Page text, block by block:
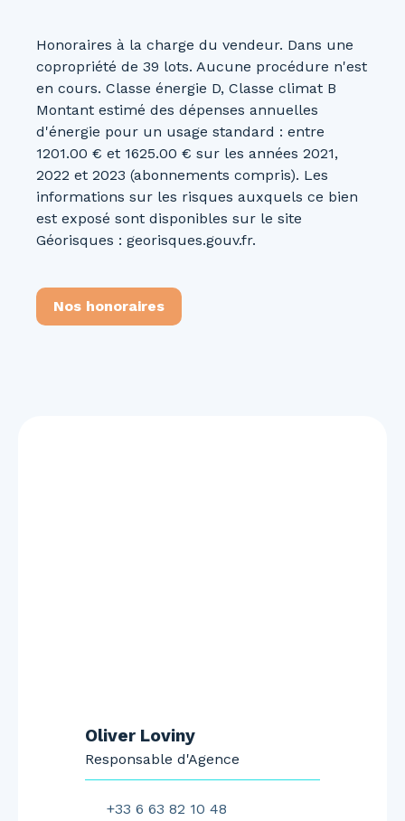
Honoraires à la charge du vendeur. Dans une
copropriété de 39 lots. Aucune procédure n'est
en cours. Classe énergie D, Classe climat B
Montant estimé des dépenses annuelles
d'énergie pour un usage standard : entre
1201.00 € et 1625.00 € sur les années 2021,
2022 et 2023 (abonnements compris). Les
informations sur les risques auxquels ce bien
est exposé sont disponibles sur le site
Géorisques : georisques.gouv.fr.
Nos honoraires
Oliver Loviny
Responsable d'Agence
+33 6 63 82 10 48